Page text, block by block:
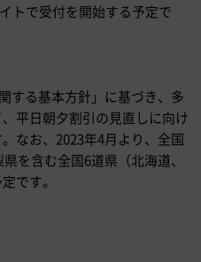
トで受付を開始する予定で
する基本方針」に基づき、多
平日朝夕割引の見直しに向け
なお、2023年4月より、全国
を含む全国6道県（北海道、
です。